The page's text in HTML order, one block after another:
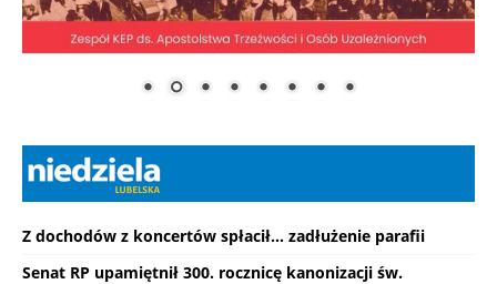
Z dochodów z koncertów spłacił... zadłużenie parafii
Senat RP upamiętnił 300. rocznicę kanonizacji św.